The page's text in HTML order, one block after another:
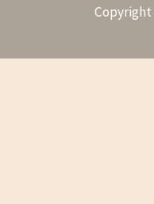
Copyright